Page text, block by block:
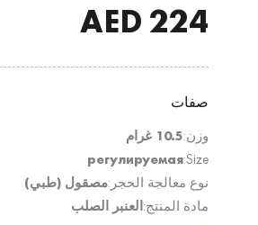
224
صفات
وزن:10.5 غرام
Size:
регулируемая
نوع معالجة الحجر:مصقول (طبي)
مادة المنتج:العنبر الصلب